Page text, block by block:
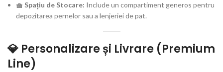
🧺 Spațiu de Stocare: Include un compartiment generos pentru
depozitarea pernelor sau a lenjeriei de pat.
💎 Personalizare și Livrare (Premium
Line)